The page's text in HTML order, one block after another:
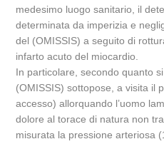
medesimo luogo sanitario, il
determinata da imperizia e
del (OMISSIS) a seguito di
infarto acuto del miocardio.
In particolare, secondo quanto
(OMISSIS) sottopose, a visita il
accesso) allorquando l’uomo
dolore al torace di natura non
misurata la pressione arteriosa